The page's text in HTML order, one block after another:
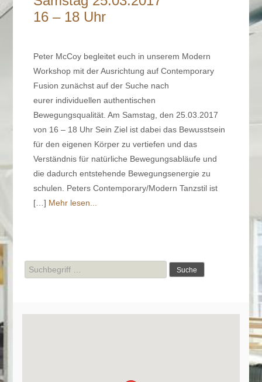
16 – 18 Uhr
Peter McCoy begleitet euch in unserem Modern
Workshop mit der Ausrichtung auf Contemporary
Fusion zunächst auf der Suche nach
eurer individuellen authentischen
Bewegungsqualität. Am Samstag, den 25.03.2017
von 16 – 18 Uhr Sein Ziel ist dabei das Bewusstsein
für den eigenen Körper zu vertiefen und das
Verständnis für natürliche Bewegungsabläufe und
die dadurch entstehende Bewegungsenergie zu
schulen. Peters Contemporary/Modern Tanzstil ist
[…] Mehr lesen...
Suche
nach: